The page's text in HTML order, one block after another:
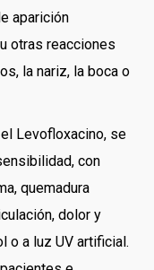
aparición
otras reacciones
la nariz, la boca o
Levofloxacino, se
con
quemadura
dolor y
o a luz UV artificial.